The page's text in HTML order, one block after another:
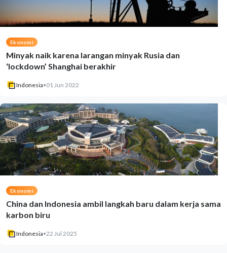
Ekonomi
Minyak naik karena larangan minyak Rusia dan
‘lockdown’ Shanghai berakhir
Indonesia•01 Jun 2022
Ekonomi
China dan Indonesia ambil langkah baru dalam kerja sama
karbon biru
Indonesia•22 Jul 2025